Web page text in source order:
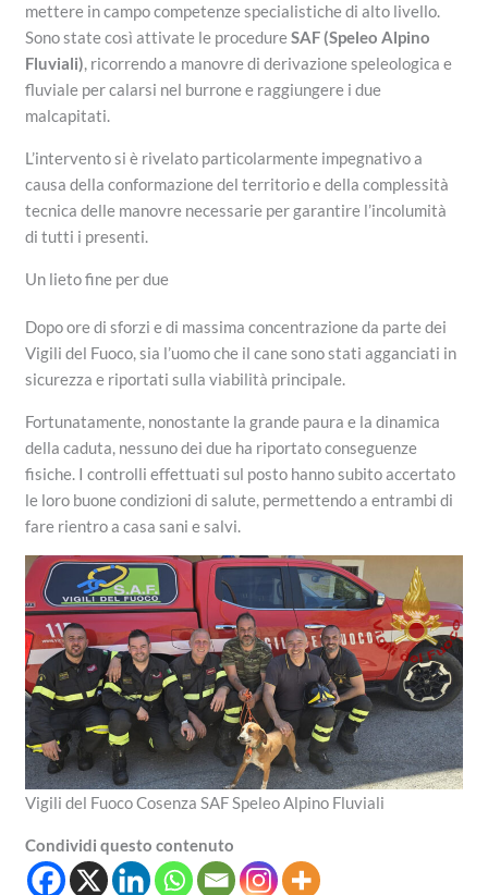
mettere in campo competenze specialistiche di alto livello.
Sono state così attivate le procedureSAF (Speleo Alpino
Fluviali), ricorrendo a manovre di derivazione speleologica e
fluviale per calarsi nel burrone e raggiungere i due
malcapitati.
L’intervento si è rivelato particolarmente impegnativo a
causa della conformazione del territorio e della complessità
tecnica delle manovre necessarie per garantire l’incolumità
di tutti i presenti.
Un lieto fine per due
Dopo ore di sforzi e di massima concentrazione da parte dei
Vigili del Fuoco, sia l’uomo che il cane sono stati agganciati in
sicurezza e riportati sulla viabilità principale.
Fortunatamente, nonostante la grande paura e la dinamica
della caduta, nessuno dei due ha riportato conseguenze
fisiche. I controlli effettuati sul posto hanno subito accertato
le loro buone condizioni di salute, permettendo a entrambi di
fare rientro a casa sani e salvi.
Vigili del Fuoco Cosenza SAF Speleo Alpino Fluviali
Condividi questo contenuto